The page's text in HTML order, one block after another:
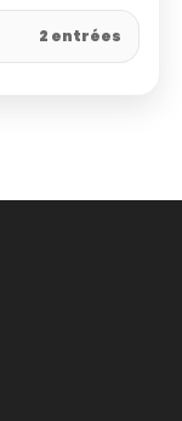
2 entrées